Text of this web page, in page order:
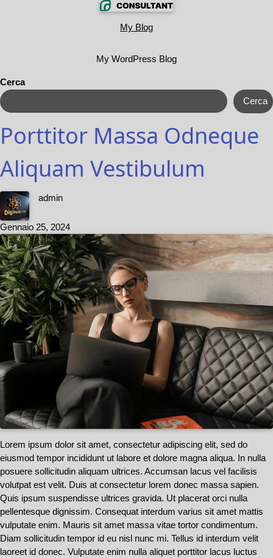
My Blog
My WordPress Blog
Cerca
Cerca
Porttitor Massa Odneque
Aliquam Vestibulum
admin
Gennaio 25, 2024
Lorem ipsum dolor sit amet, consectetur adipiscing elit, sed do
eiusmod tempor incididunt ut labore et dolore magna aliqua. In nulla
posuere sollicitudin aliquam ultrices. Accumsan lacus vel facilisis
volutpat est velit. Duis at consectetur lorem donec massa sapien.
Quis ipsum suspendisse ultrices gravida. Ut placerat orci nulla
pellentesque dignissim. Consequat interdum varius sit amet mattis
vulputate enim. Mauris sit amet massa vitae tortor condimentum.
Diam sollicitudin tempor id eu nisl nunc mi. Tellus id interdum velit
laoreet id donec. Vulputate enim nulla aliquet porttitor lacus luctus